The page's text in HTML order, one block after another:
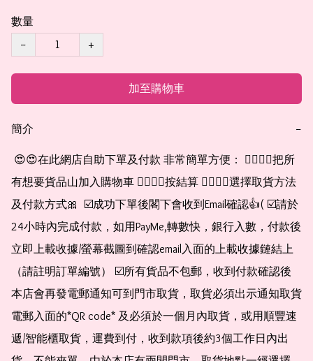
數量
−
+
加至購物車
簡介 −
有想要貨品山加入購物車 👉🏻👉🏻按結算 👉🏻👉🏻選擇取貨方法
及付款方式🎀  ☑️成功下單後閣下會收到Email確認👍( ☑️請於
24小時內完成付款，如用PayMe,轉數快，銀行入數，付款後
立即上載收據/螢幕截圖到確認email入面的上載收據鏈結上
（請註明訂單編號） ☑️所有貨品不包郵，收到付款確認後
本店會再發電郵通知可到門市取貨，取貨必須出示通知取貨
電郵入面的*QR code* 及必須於一個月內取貨，或用順豐速
遞/智能櫃取貨，運費到付，收到款項後約3個工作日內出